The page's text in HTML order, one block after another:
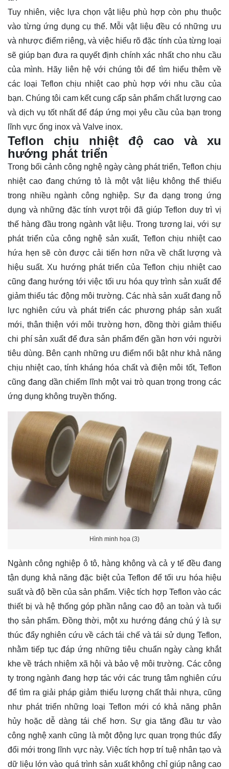
Tuy nhiên, việc lựa chọn vật liệu phù hợp còn phụ thuộc
vào từng ứng dụng cụ thể. Mỗi vật liệu đều có những ưu
và nhược điểm riêng, và việc hiểu rõ đặc tính của từng loại
sẽ giúp bạn đưa ra quyết định chính xác nhất cho nhu cầu
của mình. Hãy
liên hệvới chúng tôi để tìm hiểu thêm về
các loại Teflon chịu nhiệt cao phù hợp với nhu cầu của
bạn. Chúng tôi cam kết cung cấp sản phẩm chất lượng cao
và dịch vụ tốt nhất để đáp ứng mọi yêu cầu của bạn trong
lĩnh vực ống inox và Valve inox.
Teflon chịu nhiệt độ cao và xu
hướng phát triển
Trong bối cảnh công nghệ ngày càng phát triển, Teflon chịu
nhiệt cao đang chứng tỏ là một vật liệu không thể thiếu
trong nhiều ngành công nghiệp. Sự đa dạng trong ứng
dụng và những đặc tính vượt trội đã giúp Teflon duy trì vị
thế hàng đầu trong ngành vật liệu. Trong tương lai, với sự
phát triển của công nghệ sản xuất, Teflon chịu nhiệt cao
hứa hẹn sẽ còn được cải tiến hơn nữa về chất lượng và
hiệu suất. Xu hướng phát triển của Teflon chịu nhiệt cao
cũng đang hướng tới việc tối ưu hóa quy trình sản xuất để
giảm thiểu tác động môi trường. Các nhà sản xuất đang nỗ
lực nghiên cứu và phát triển các phương pháp sản xuất
mới, thân thiện với môi trường hơn, đồng thời giảm thiểu
chi phí sản xuất để đưa sản phẩm đến gần hơn với người
tiêu dùng. Bên cạnh những ưu điểm nổi bật như khả năng
chịu nhiệt cao, tính kháng hóa chất và điện môi tốt, Teflon
cũng đang dần chiếm lĩnh một vai trò quan trọng trong các
ứng dụng không truyền thống.
Hình minh họa (3)
Ngành công nghiệp ô tô, hàng không và cả y tế đều đang
tận dụng khả năng đặc biệt của Teflon để tối ưu hóa hiệu
suất và độ bền của sản phẩm. Việc tích hợp Teflon vào các
thiết bị và hệ thống góp phần nâng cao độ an toàn và tuổi
thọ sản phẩm. Đồng thời, một xu hướng đáng chú ý là sự
thúc đẩy nghiên cứu về cách tái chế và tái sử dụng Teflon,
nhằm tiếp tục đáp ứng những tiêu chuẩn ngày càng khắt
khe về trách nhiệm xã hội và bảo vệ môi trường. Các công
ty trong ngành đang hợp tác với các trung tâm nghiên cứu
để tìm ra giải pháp giảm thiểu lượng chất thải nhựa, cũng
như phát triển những loại Teflon mới có khả năng phân
hủy hoặc dễ dàng tái chế hơn. Sự gia tăng đầu tư vào
công nghệ xanh cũng là một động lực quan trọng thúc đẩy
đổi mới trong lĩnh vực này. Việc tích hợp trí tuệ nhân tạo và
dữ liệu lớn vào quá trình sản xuất không chỉ giúp nâng cao